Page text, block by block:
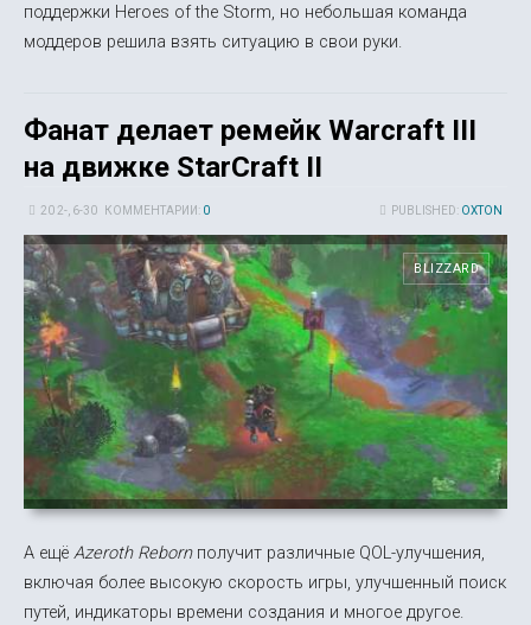
поддержки Heroes of the Storm, но небольшая команда
моддеров решила взять ситуацию в свои руки.
Фанат делает ремейк Warcraft III
на движке StarCraft II
PUBLISHED: OXTON
20 2-, 6-30 КОММЕНТАРИИ: 0
BLIZZARD
А ещё Azeroth Rebornполучит различные QOL-улучшения,
включая более высокую скорость игры, улучшенный поиск
путей, индикаторы времени создания и многое другое.